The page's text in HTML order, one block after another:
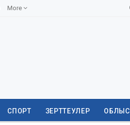
More
СПОРТ ЗЕРТТЕУЛЕР ОБЛЫС